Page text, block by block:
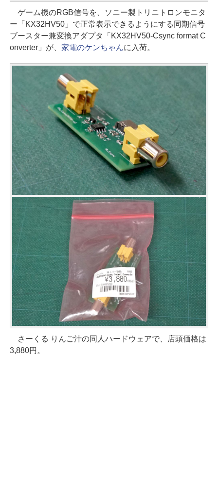
ゲーム機のRGB信号を、ソニー製トリニトロンモニタ
ー「KX32HV50」で正常表示できるようにする同期信号
ブースター兼変換アダプタ「KX32HV50-Csync format C
onverter」が、 家電のケンちゃんに入荷。
さーくる りんご汁の同人ハードウェアで、店頭価格は
3,880円。